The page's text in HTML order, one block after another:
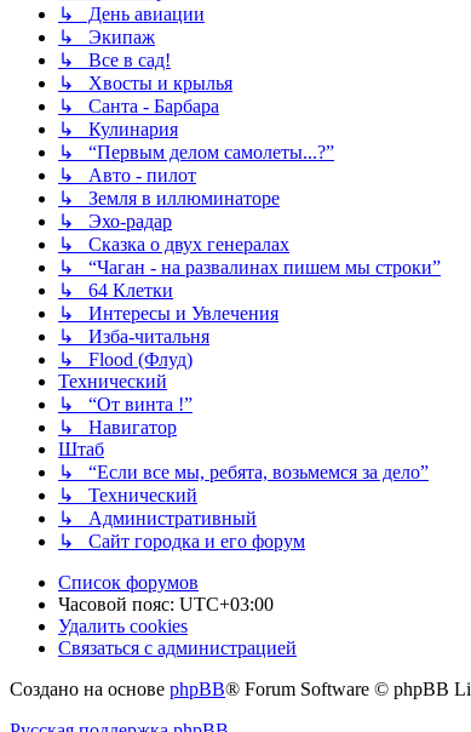
↳ День авиации
↳ Экипаж
↳ Все в сад!
↳ Хвосты и крылья
↳ Санта - Барбара
↳ Кулинария
↳ “Первым делом самолеты...?”
↳ Авто - пилот
↳ Земля в иллюминаторе
↳ Эхо-радар
↳ Сказка о двух генералах
↳ “Чаган - на развалинах пишем мы строки”
↳ 64 Клетки
↳ Интересы и Увлечения
↳ Изба-читальня
↳ Flood (Флуд)
Технический
↳ “От винта !”
↳ Навигатор
Штаб
↳ “Если все мы, ребята, возьмемся за дело”
↳ Технический
↳ Административный
↳ Сайт городка и его форум
Список форумов
Часовой пояс: UTC+03:00
Удалить cookies
Связаться с администрацией
Создано на основе phpBB® Forum Software © phpBB